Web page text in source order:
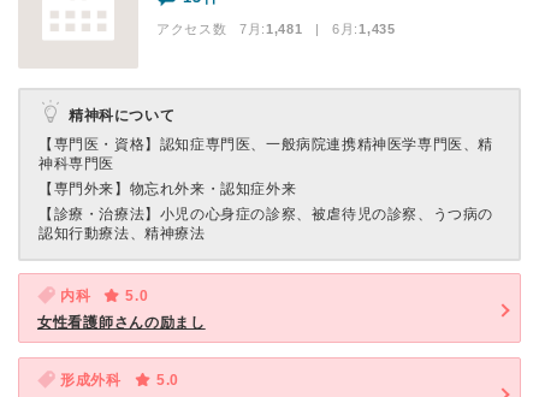
アクセス数 7月:1,481 | 6月:1,435
精神科について
【専門医・資格】 認知症専門医、一般病院連携精神医学専門医、精
神科専門医
【専門外来】 物忘れ外来・認知症外来
【診療・治療法】 小児の心身症の診察、被虐待児の診察、うつ病の
認知行動療法、精神療法
内科
5.0
女性看護師さんの励まし
形成外科
5.0